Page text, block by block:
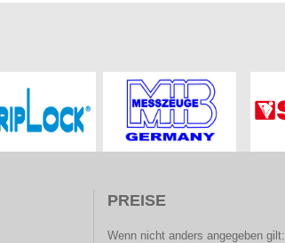
PREISE
Wenn nicht anders angegeben gilt: